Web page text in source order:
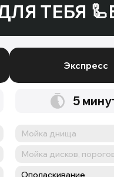
ТЕБЯ 🦾
Экспресс
5
Мойка днища
Мойка дисков,
Ополаскивание